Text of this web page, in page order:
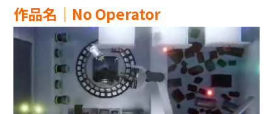
作品名│No Operator